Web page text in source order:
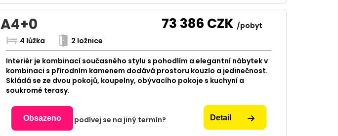
A4+0 73 386 CZK /pobyt
4 lůžka
2 ložnice
Interiér je kombinací současného stylu s pohodlím a elegantní nábytek v
kombinaci s přírodním kamenem dodává prostoru kouzlo a jedinečnost.
Skládá se ze dvou pokojů, koupelny, obývacího pokoje s kuchyní a
soukromé terasy.
Obsazeno podívej se na jiný termín? Detail